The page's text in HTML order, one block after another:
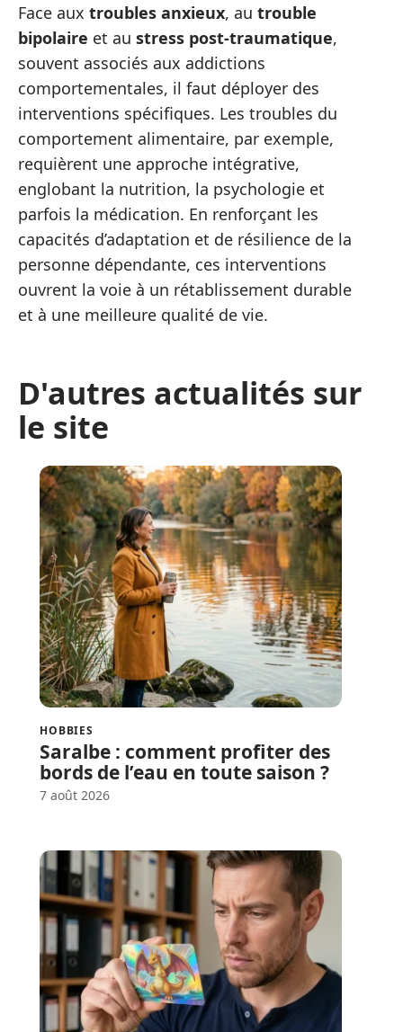
Face aux troubles anxieux, au trouble
bipolaire et au stress post-traumatique,
souvent associés aux addictions
comportementales, il faut déployer des
interventions spécifiques. Les troubles du
comportement alimentaire, par exemple,
requièrent une approche intégrative,
englobant la nutrition, la psychologie et
parfois la médication. En renforçant les
capacités d’adaptation et de résilience de la
personne dépendante, ces interventions
ouvrent la voie à un rétablissement durable
et à une meilleure qualité de vie.
D'autres actualités sur
le site
HOBBIES
Saralbe : comment profiter des
bords de l’eau en toute saison ?
7 août 2026